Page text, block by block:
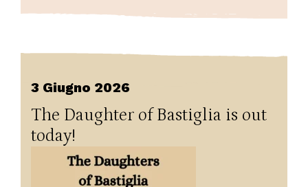
3 Giugno 2026
The Daughter of Bastiglia is out
today!